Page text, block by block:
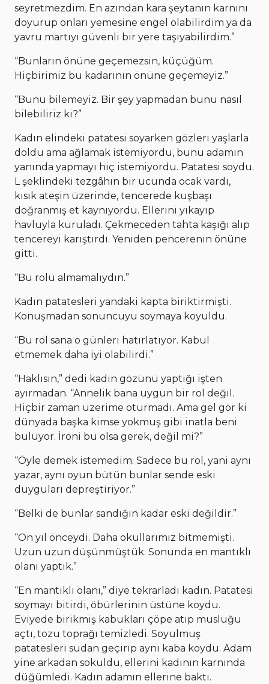
seyretmezdim. En azından kara şeytanın karnını
doyurup onları yemesine engel olabilirdim ya da
yavru martıyı güvenli bir yere taşıyabilirdim.”
“Bunların önüne geçemezsin, küçüğüm.
Hiçbirimiz bu kadarının önüne geçemeyiz.”
“Bunu bilemeyiz. Bir şey yapmadan bunu nasıl
bilebiliriz ki?”
Kadın elindeki patatesi soyarken gözleri yaşlarla
doldu ama ağlamak istemiyordu, bunu adamın
yanında yapmayı hiç istemiyordu. Patatesi soydu.
L şeklindeki tezgâhın bir ucunda ocak vardı,
kısık ateşin üzerinde, tencerede kuşbaşı
doğranmış et kaynıyordu. Ellerini yıkayıp
havluyla kuruladı. Çekmeceden tahta kaşığı alıp
tencereyi karıştırdı. Yeniden pencerenin önüne
gitti.
“Bu rolü almamalıydın.”
Kadın patatesleri yandaki kapta biriktirmişti.
Konuşmadan sonuncuyu soymaya koyuldu.
“Bu rol sana o günleri hatırlatıyor. Kabul
etmemek daha iyi olabilirdi.”
“Haklısın,” dedi kadın gözünü yaptığı işten
ayırmadan. “Annelik bana uygun bir rol değil.
Hiçbir zaman üzerime oturmadı. Ama gel gör ki
dünyada başka kimse yokmuş gibi inatla beni
buluyor. İroni bu olsa gerek, değil mi?”
“Öyle demek istemedim. Sadece bu rol, yani aynı
yazar, aynı oyun bütün bunlar sende eski
duyguları depreştiriyor.”
“Belki de bunlar sandığın kadar eski değildir.”
“On yıl önceydi. Daha okullarımız bitmemişti.
Uzun uzun düşünmüştük. Sonunda en mantıklı
olanı yaptık.”
“En mantıklı olanı,” diye tekrarladı kadın. Patatesi
soymayı bitirdi, öbürlerinin üstüne koydu.
Eviyede birikmiş kabukları çöpe atıp musluğu
açtı, tozu toprağı temizledi. Soyulmuş
patatesleri sudan geçirip aynı kaba koydu. Adam
yine arkadan sokuldu, ellerini kadının karnında
düğümledi. Kadın adamın ellerine baktı.